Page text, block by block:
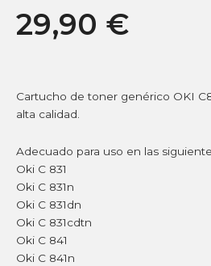
29,90 €
Cartucho de toner genérico OKI
alta calidad.
Adecuado para uso en las
Oki C 831
Oki C 831n
Oki C 831dn
Oki C 831cdtn
Oki C 841
Oki C 841n